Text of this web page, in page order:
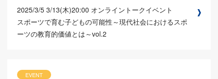
2025/3/5 3/13(木)20:00 オンライントークイベント
スポーツで育む子どもの可能性～現代社会におけるスポ
ーツの教育的価値とは～vol.2
EVENT